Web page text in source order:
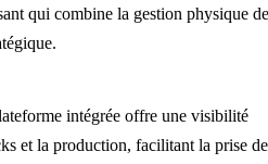
qui combine la gestion physique
intégrée offre une visibilité
et la production, facilitant la prise de